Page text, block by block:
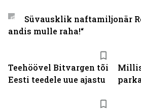
Teehöövel Bitvargen tõi
Eesti teedele uue ajastu
Süvausklik naftamiljonär
andis mulle raha!“